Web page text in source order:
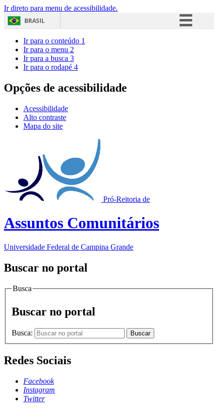
Ir direto para menu de acessibilidade.
BRASIL
Acesso à informação
Ir para o conteúdo 1
Ir para o menu 2
Ir para a busca 3
Ir para o rodapé 4
Opções de acessibilidade
Acessibilidade
Alto contraste
Mapa do site
Pró-Reitoria de
Assuntos Comunitários
Universidade Federal de Campina Grande
Buscar no portal
Busca
Buscar no portal
Busca: Buscar
Redes Sociais
Facebook
Instagram
Twitter